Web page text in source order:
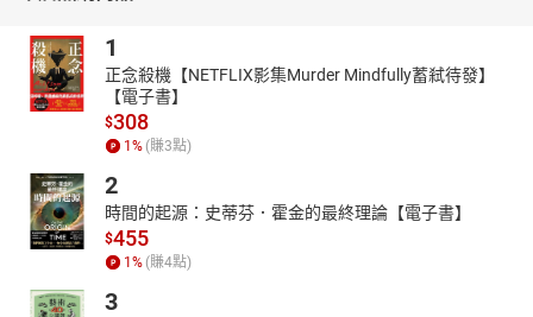
http://www.youtube.com/channel/UC2yhCURng4uUj_phEqZwKig/
1
正念殺機【NETFLIX影集Murder Mindfully蓄弒待發】
【電子書】
$308
1 % (賺3點)
2
時間的起源：史蒂芬．霍金的最終理論【電子書】
$455
1 % (賺4點)
3